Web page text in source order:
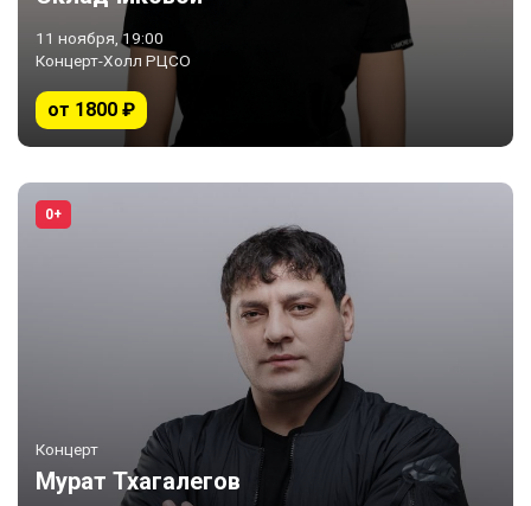
11 ноября, 19:00
Концерт-Холл РЦСО
от 1800 ₽
0+
Концерт
Мурат Тхагалегов